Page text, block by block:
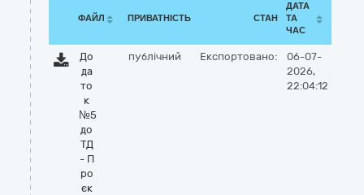
ФАЙЛ ПРИВАТНІСТЬ СТАН
ДАТА
ТА
ЧАС
До
да
то
к
№5
до
ТД
- П
ро
єк
публічний Експортовано:
06-07-
2026,
22:04:12